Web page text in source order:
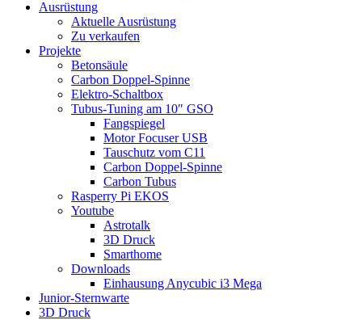
Ausrüstung
Aktuelle Ausrüstung
Zu verkaufen
Projekte
Betonsäule
Carbon Doppel-Spinne
Elektro-Schaltbox
Tubus-Tuning am 10″ GSO
Fangspiegel
Motor Focuser USB
Tauschutz vom C11
Carbon Doppel-Spinne
Carbon Tubus
Rasperry Pi EKOS
Youtube
Astrotalk
3D Druck
Smarthome
Downloads
Einhausung Anycubic i3 Mega
Junior-Sternwarte
3D Druck